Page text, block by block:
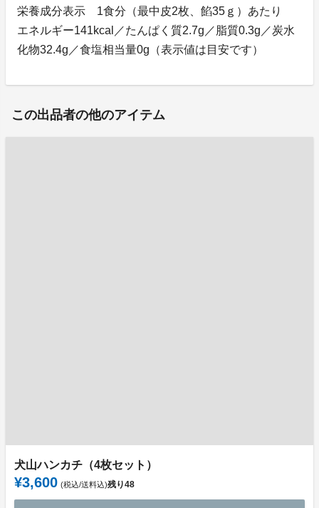
栄養成分表示 1食分（最中皮2枚、餡35ｇ）あたり
エネルギー141kcal／たんぱく質2.7g／脂質0.3g／炭水
化物32.4g／食塩相当量0g（表示値は目安です）
この出品者の他のアイテム
犬山ハンカチ（4枚セット）
¥3,600 (税込/送料込)残り48